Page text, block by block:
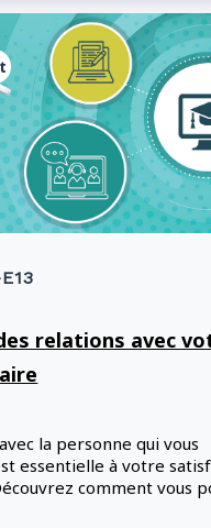
relations avec
la personne qui vous
essentielle à votre
comment vous